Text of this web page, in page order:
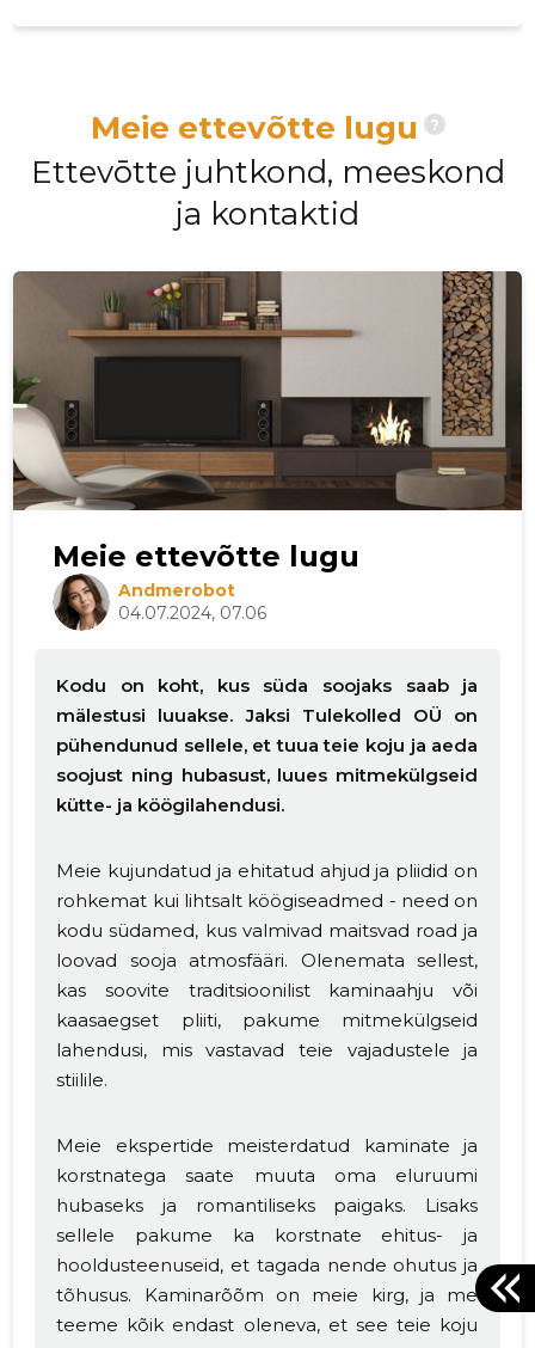
Meie ettevõtte lugu ?
Ettevōtte juhtkond, meeskond
ja kontaktid
Meie ettevõtte lugu
Andmerobot
04.07.2024, 07.06
Kodu on koht, kus süda soojaks saab ja
mälestusi luuakse. Jaksi Tulekolled OÜ on
pühendunud sellele, et tuua teie koju ja aeda
soojust ning hubasust, luues mitmekülgseid
kütte- ja köögilahendusi.
Meie kujundatud ja ehitatud ahjud ja pliidid on
rohkemat kui lihtsalt köögiseadmed - need on
kodu südamed, kus valmivad maitsvad road ja
loovad sooja atmosfääri. Olenemata sellest,
kas soovite traditsioonilist kaminaahju või
kaasaegset pliiti, pakume mitmekülgseid
lahendusi, mis vastavad teie vajadustele ja
stiilile.
Meie ekspertide meisterdatud kaminate ja
korstnatega saate muuta oma eluruumi
hubaseks ja romantiliseks paigaks. Lisaks
sellele pakume ka korstnate ehitus- ja
hooldusteenuseid, et tagada nende ohutus ja
tõhusus. Kaminarõõm on meie kirg, ja me
teeme kõik endast oleneva, et see teie koju